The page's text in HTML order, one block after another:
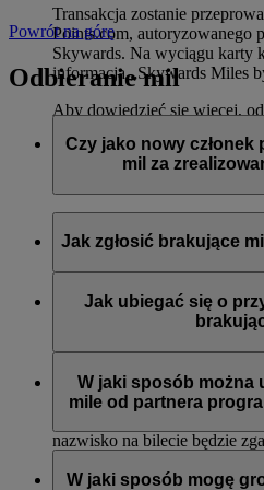
Transakcja zostanie
Points.com, autoryzowanego
Skywards. Na wyciągu karty
informacja „Skywards Miles
Aby dowiedzieć się więcej,
Powrót na górę
Odbieranie mil
Czy jako nowy członek
mil za
Tak, nowi członkowie mogą
loty liniami Emirates,
miejsce do dwóch miesięcy
Emirates Skywards.
Jednak każda inna
zrealizowane przed
przyznania lub pomnożenia
Jak zgłosić brakujące
wniosek na stronie
Jak ubiegać się o
wniosek online. Mile można
się loty odbyte w ciągu
nazwisko na bilecie będzie
W jaki sposób można
mile od partnera
zostało zasilone w ciągu
W jaki sposób mogę